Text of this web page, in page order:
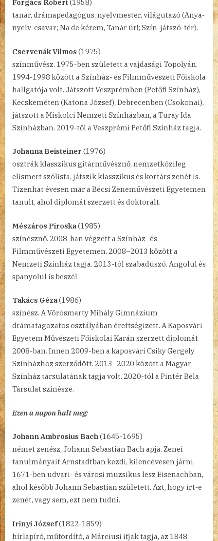
Forgács Róbert(1958)
tanár, drámapedagógus, nyelvmester, világutazó (Anya-
nyelv-csavar; Na de kérem, Tanár úr!; Szín-játszó-tér).
Cservenák Vilmos (1975)
színművész. 1975-ben született a vajdasági Topolyán.
1994-1998 között a Színház- és Filmművészeti Főiskola
hallgatója volt. Játszott Veszprémben (Petőfi Színház),
Kecskeméten (Katona József), Debrecenben (Csokonai),
játszott a Miskolci Nemzeti Színházban, a Turay Ida
Színházban. 2019-től a Veszprémi Petőfi Színház tagja.
Johanna Beisteiner (1976)
osztrák klasszikus gitárművésznő, nemzetközileg
elismert szólista, játszik klasszikus és kortárs zenét is.
Tizenhat évesen már a Bécsi Zeneművészeti Egyetemen
tanult, ahol diplomát szerzett és doktorált.
Mészáros Piroska(1985)
színésznő. 2008-ban végzett a Színház- és
Filmművészeti Egyetemen. 2008–2013 között a
Nemzeti Színház tagja. 2013-tól szabadúszó. Angolul és
spanyolul is beszél.
Takács Géza(1986)
színész. A Vörösmarty Mihály Gimnázium
drámatagozatos osztályában érettségizett. A Kaposvári
Egyetem Művészeti Főiskolai Karán szerzett diplomát
2008-ban. Innen 2009-ben a kaposvári Csiky Gergely
Színházhoz szerződött. 2013–2020 között a Magyar
Színház társulatának tagja volt. 2020-tól a Pintér Béla
Társulat színésze.
Ezen a napon halt meg:
Johann Ambrosius Bach(1645-1695)
német zenész, Johann Sebastian Bach apja. Zenei
tanulmányait Arnstadtban kezdi, kilencévesen járni.
1671-ben udvari- és városi muzsikus lesz Eisenachban,
ahol később Johann Sebastian született. Azt, hogy írt-e
zenét, vagy sem, ezt nem tudni.
Irinyi József(1822-1859)
hírlapíró, műfordító, a Márciusi ifjak tagja, az 1848.